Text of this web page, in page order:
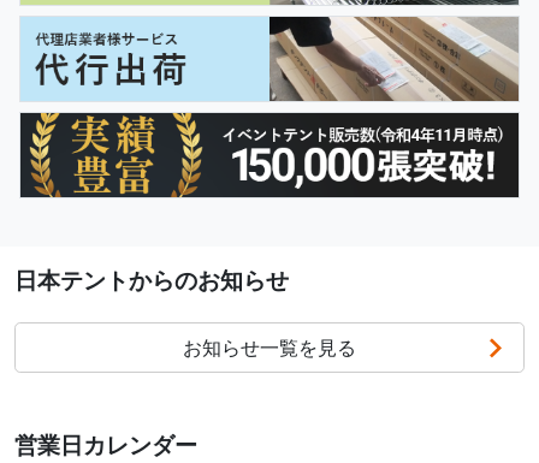
日本テントからのお知らせ
お知らせ一覧を見る
営業日カレンダー